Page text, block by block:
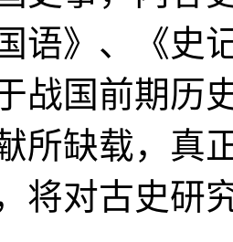
语》、《史
战国前期历
所缺载，真
将对古史研